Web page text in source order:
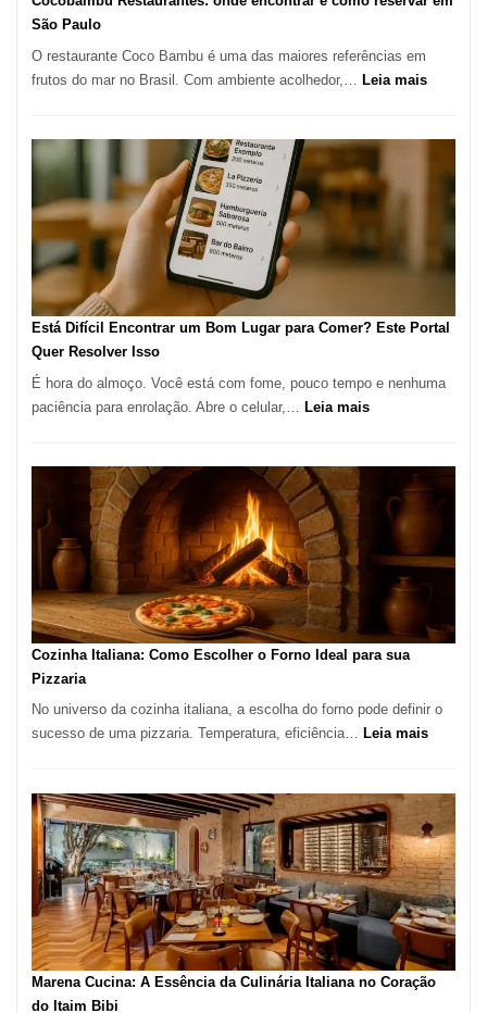
para
Alta
Gastronomia
São Paulo
O restaurante Coco Bambu é uma das maiores referências em
frutos do mar no Brasil. Com ambiente acolhedor,…
Leia mais:
como
reservar
Paulo
Está Difícil Encontrar um Bom Lugar para Comer? Este Portal
Quer Resolver Isso
É hora do almoço. Você está com fome, pouco tempo e nenhuma
paciência para enrolação. Abre o celular,… Leia mais:
Encontrar
um
Lugar
Comer?
Este
Portal
Isso
Cozinha Italiana: Como Escolher o Forno Ideal para sua
Pizzaria
No universo da cozinha italiana, a escolha do forno pode definir o
sucesso de uma pizzaria. Temperatura, eficiência… Leia mais:
Como
Escolher
o
Forno
Ideal
para
sua
Pizzaria
Marena Cucina: A Essência da Culinária Italiana no Coração
do Itaim Bibi